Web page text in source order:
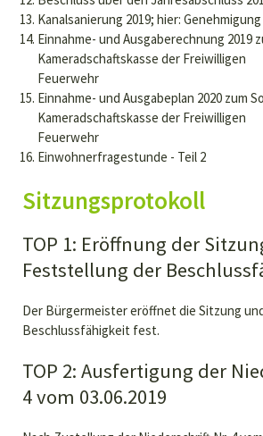
Kanalsanierung 2019; hier:
Einnahme- und Ausgaberechnung 2019
Kameradschaftskasse der Freiwilligen
Feuerwehr
Einnahme- und Ausgabeplan 2020 zum
Kameradschaftskasse der Freiwilligen
Feuerwehr
Einwohnerfragestunde - Teil 2
Sitzungsprotokoll
TOP 1: Eröffnung der
Feststellung der
Der Bürgermeister eröffnet die Sitzung
Beschlussfähigkeit fest.
TOP 2: Ausfertigung der
4 vom 03.06.2019